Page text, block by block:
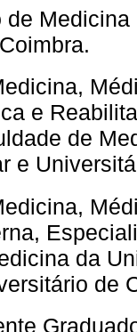
de
e
de
e
da
de